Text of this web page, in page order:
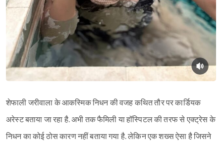
शेफाली जरीवाला के आकस्मिक निधन की वजह कथित तौर पर कार्डियक
अरेस्ट बताया जा रहा है. अभी तक फैमिली या हॉस्पिटल की तरफ से एक्ट्रेस के
निधन का कोई ठोस कारण नहीं बताया गया है. लेकिन एक शख्स ऐसा है जिसने